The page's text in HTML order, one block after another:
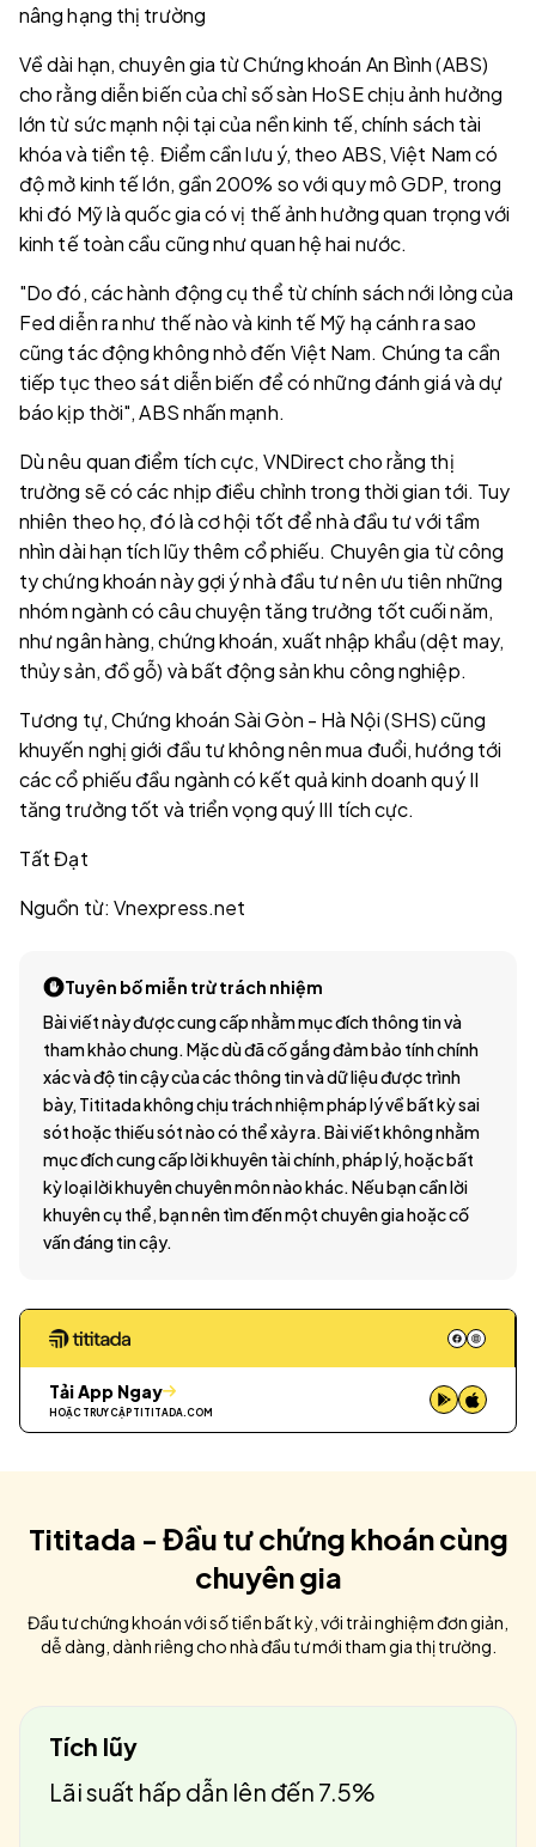
nâng hạng thị trường
Về dài hạn, chuyên gia từ Chứng khoán An Bình (ABS)
cho rằng diễn biến của chỉ số sàn HoSE chịu ảnh hưởng
lớn từ sức mạnh nội tại của nền kinh tế, chính sách tài
khóa và tiền tệ. Điểm cần lưu ý, theo ABS, Việt Nam có
độ mở kinh tế lớn, gần 200% so với quy mô GDP, trong
khi đó Mỹ là quốc gia có vị thế ảnh hưởng quan trọng với
kinh tế toàn cầu cũng như quan hệ hai nước.
"Do đó, các hành động cụ thể từ chính sách nới lỏng của
Fed diễn ra như thế nào và kinh tế Mỹ hạ cánh ra sao
cũng tác động không nhỏ đến Việt Nam. Chúng ta cần
tiếp tục theo sát diễn biến để có những đánh giá và dự
báo kịp thời", ABS nhấn mạnh.
Dù nêu quan điểm tích cực, VNDirect cho rằng thị
trường sẽ có các nhịp điều chỉnh trong thời gian tới. Tuy
nhiên theo họ, đó là cơ hội tốt để nhà đầu tư với tầm
nhìn dài hạn tích lũy thêm cổ phiếu. Chuyên gia từ công
ty chứng khoán này gợi ý nhà đầu tư nên ưu tiên những
nhóm ngành có câu chuyện tăng trưởng tốt cuối năm,
như ngân hàng, chứng khoán, xuất nhập khẩu (dệt may,
thủy sản, đồ gỗ) và bất động sản khu công nghiệp.
Tương tự, Chứng khoán Sài Gòn - Hà Nội (SHS) cũng
khuyến nghị giới đầu tư không nên mua đuổi, hướng tới
các cổ phiếu đầu ngành có kết quả kinh doanh quý II
tăng trưởng tốt và triển vọng quý III tích cực.
Tất Đạt
Nguồn từ: Vnexpress.net
Tuyên bố miễn trừ trách nhiệm
Bài viết này được cung cấp nhằm mục đích thông tin và
tham khảo chung. Mặc dù đã cố gắng đảm bảo tính chính
xác và độ tin cậy của các thông tin và dữ liệu được trình
bày, Tititada không chịu trách nhiệm pháp lý về bất kỳ sai
sót hoặc thiếu sót nào có thể xảy ra. Bài viết không nhằm
mục đích cung cấp lời khuyên tài chính, pháp lý, hoặc bất
kỳ loại lời khuyên chuyên môn nào khác. Nếu bạn cần lời
khuyên cụ thể, bạn nên tìm đến một chuyên gia hoặc cố
vấn đáng tin cậy.
Tải App Ngay
HOẶC TRUY CẬP TITITADA.COM
Tititada - Đầu tư chứng khoán cùng
chuyên gia
Đầu tư chứng khoán với số tiền bất kỳ, với trải nghiệm đơn giản,
dễ dàng, dành riêng cho nhà đầu tư mới tham gia thị trường.
Tích lũy
Lãi suất hấp dẫn lên đến 7.5%